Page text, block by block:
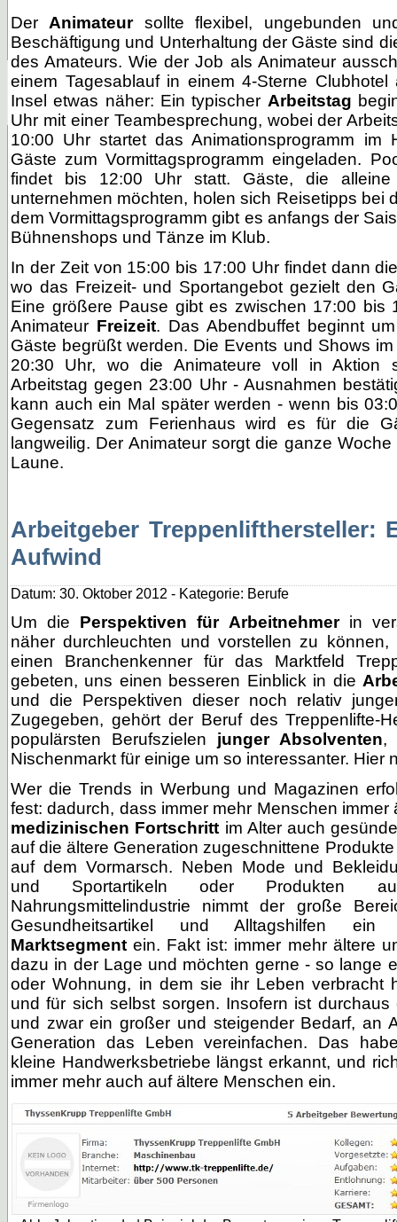
Der Animateursollte flexibel, ungebunden
Beschäftigung und Unterhaltung der Gäste sind
des Amateurs. Wie der Job als Animateur
einem Tagesablauf in einem 4-Sterne
Insel etwas näher: Ein typischer Arbeitstag
Uhr mit einer Teambesprechung, wobei der
10:00 Uhr startet das Animationsprogramm im
Gäste zum Vormittagsprogramm eingeladen.
findet bis 12:00 Uhr statt. Gäste, die
unternehmen möchten, holen sich Reisetipps bei
dem Vormittagsprogramm gibt es anfangs der
Bühnenshops und Tänze im Klub.
In der Zeit von 15:00 bis 17:00 Uhr findet dann
wo das Freizeit- und Sportangebot gezielt den
Eine größere Pause gibt es zwischen 17:00 bis
Animateur Freizeit. Das Abendbuffet beginnt
Gäste begrüßt werden. Die Events und Shows
20:30 Uhr, wo die Animateure voll in Aktion
Arbeitstag gegen 23:00 Uhr - Ausnahmen
kann auch ein Mal später werden - wenn bis
Gegensatz zum Ferienhaus wird es für die
langweilig. Der Animateur sorgt die ganze
Laune.
Arbeitgeber Treppenlifthersteller:
Aufwind
Datum: 30. Oktober 2012 - Kategorie: Berufe
Um die Perspektiven für Arbeitnehmerin
näher durchleuchten und vorstellen zu
einen Branchenkenner für das Marktfeld
gebeten, uns einen besseren Einblick in die
und die Perspektiven dieser noch relativ
Zugegeben, gehört der Beruf des Treppenlifte-
populärsten Berufszielen junger Absolventen,
Nischenmarkt für einige um so interessanter. Hier
Wer die Trends in Werbung und Magazinen
fest: dadurch, dass immer mehr Menschen immer
medizinischen Fortschritt im Alter auch
auf die ältere Generation zugeschnittene
auf dem Vormarsch. Neben Mode und
und Sportartikeln oder Produkten
Nahrungsmittelindustrie nimmt der große
Gesundheitsartikel und Alltagshilfen
Marktsegment ein. Fakt ist: immer mehr ältere
dazu in der Lage und möchten gerne - so lange
oder Wohnung, in dem sie ihr Leben verbracht
und für sich selbst sorgen. Insofern ist durchaus
und zwar ein großer und steigender Bedarf, an
Generation das Leben vereinfachen. Das
kleine Handwerksbetriebe längst erkannt, und
immer mehr auch auf ältere Menschen ein.